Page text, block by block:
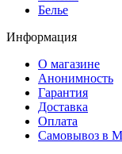
Белье
Информация
О магазине
Анонимность
Гарантия
Доставка
Oплата
Самовывоз в